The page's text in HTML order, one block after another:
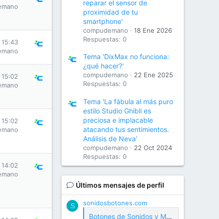
15:43
reparar el sensor de
proximidad de tu
smartphone'
compudemano
18 Ene 2026
Respuestas: 0
Tema 'DixMax no funciona:
¿qué hacer?'
compudemano
22 Ene 2025
Respuestas: 0
Tema 'La fábula al más puro
estilo Studio Ghibli es
preciosa e implacable
atacando tus sentimientos.
Análisis de Neva'
compudemano
22 Oct 2024
Respuestas: 0
Últimos mensajes de perfil
S sonidosbotones.com
Botones de Sonidos y Meme Soundboard Gratis